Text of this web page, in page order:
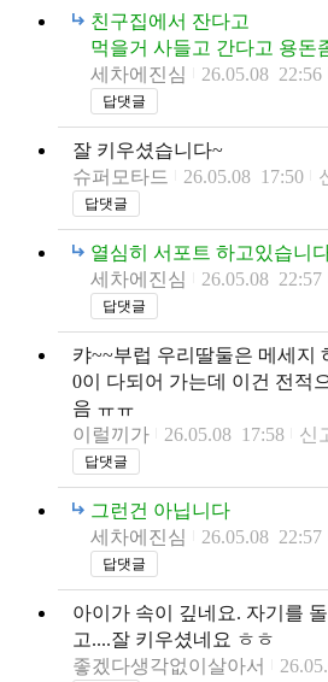
친구집에서 잔다고
먹을거 사들고 간다고 용돈
세차에진심
26.05.08 22:56
답댓글
잘 키우셨습니다~
슈퍼모타드
26.05.08 17:50
답댓글
열심히 서포트 하고있습니
세차에진심
26.05.08 22:57
답댓글
캬~~부럽 우리딸둘은 메세지
0이 다되어 가는데 이건 전적
음 ㅠㅠ
이럴끼가
26.05.08 17:58 신
답댓글
그런건 아닙니다
세차에진심
26.05.08 22:57
답댓글
아이가 속이 깊네요. 자기를
고....잘 키우셨네요 ㅎㅎ
좋겠다생각없이살아서